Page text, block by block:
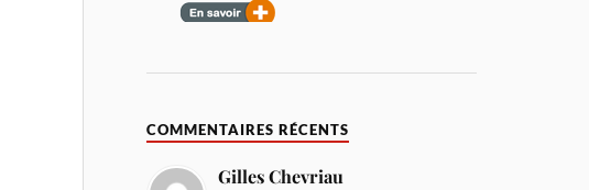
COMMENTAIRES RÉCENTS
Gilles Chevriau